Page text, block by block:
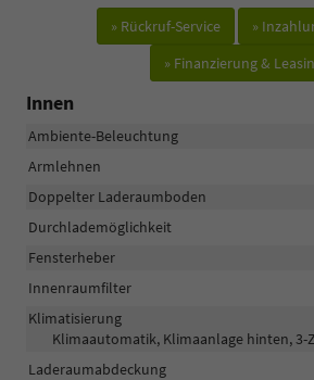
» Rückruf-Service
»
» Finanzierung &
Innen
Ambiente-Beleuchtung
Armlehnen
Doppelter Laderaumboden
Durchlademöglichkeit
Fensterheber
Innenraumfilter
Klimatisierung
Klimaautomatik, Klimaanlage hinten,
Laderaumabdeckung